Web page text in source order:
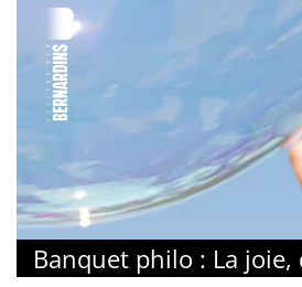
Banquet philo : La